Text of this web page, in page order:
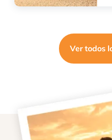
Ver todos